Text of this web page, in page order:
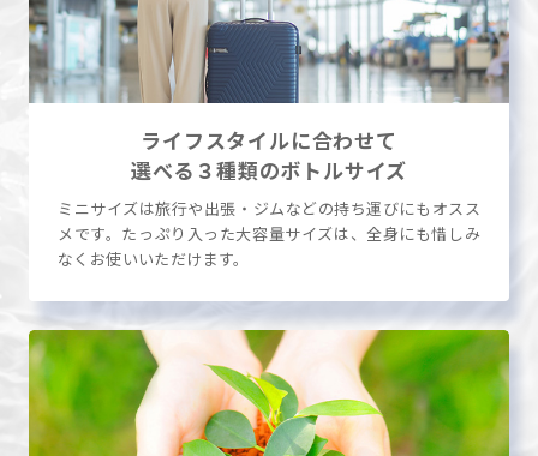
ライフスタイルに合わせて
選べる３種類のボトルサイズ
ミニサイズは旅行や出張・ジムなどの持ち運びにもオスス
メです。たっぷり入った大容量サイズは、全身にも惜しみ
なくお使いいただけます。